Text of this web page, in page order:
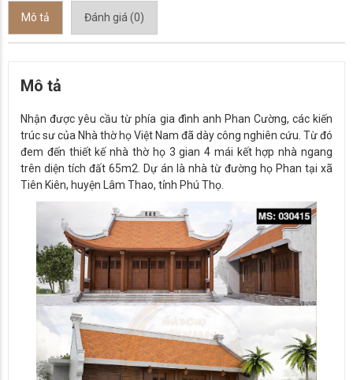
Mô tả Đánh giá (0)
Mô tả
Nhận được yêu cầu từ phía gia đình anh Phan Cường, các kiến
trúc sư của Nhà thờ họ Việt Nam đã dày công nghiên cứu. Từ đó
đem đến thiết kế nhà thờ họ 3 gian 4 mái kết hợp nhà ngang
trên diện tích đất 65m2. Dự án là nhà từ đường họ Phan tại xã
Tiên Kiên, huyện Lâm Thao, tỉnh Phú Thọ.